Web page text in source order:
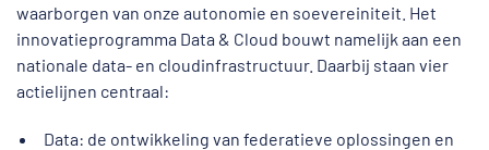
waarborgen van onze autonomie en soevereiniteit. Het
innovatieprogramma Data & Cloud bouwt namelijk aan een
nationale data- en cloudinfrastructuur. Daarbij staan vier
actielijnen centraal:
Data: de ontwikkeling van federatieve oplossingen en